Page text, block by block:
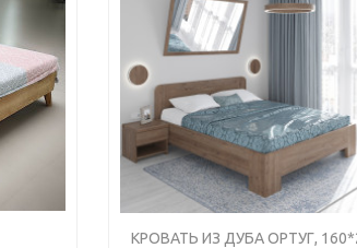
Next
Previous
КРОВАТЬ ИЗ ДУБА ОРТУГ,